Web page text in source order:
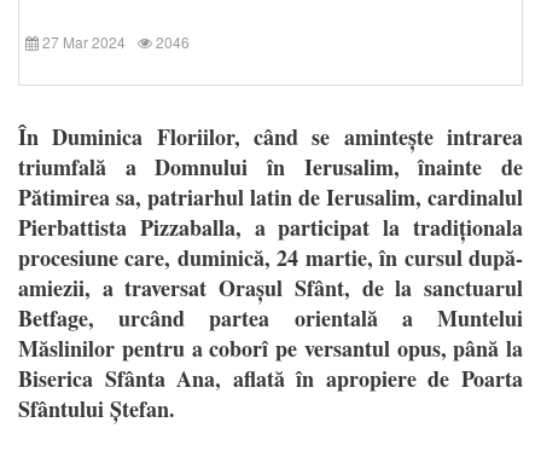
27 Mar 2024 2046
În Duminica Floriilor, când se amintește intrarea
triumfală a Domnului în Ierusalim, înainte de
Pătimirea sa, patriarhul latin de Ierusalim, cardinalul
Pierbattista Pizzaballa, a participat la tradiționala
procesiune care, duminică, 24 martie, în cursul după-
amiezii, a traversat Orașul Sfânt, de la sanctuarul
Betfage, urcând partea orientală a Muntelui
Măslinilor pentru a coborî pe versantul opus, până la
Biserica Sfânta Ana, aflată în apropiere de Poarta
Sfântului Ștefan.